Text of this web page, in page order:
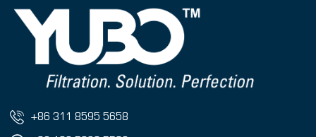
+86 311 8595 5658